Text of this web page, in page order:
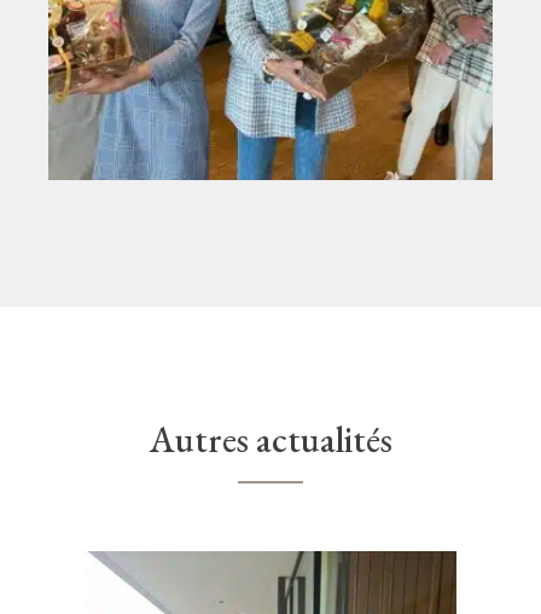
Autres actualités